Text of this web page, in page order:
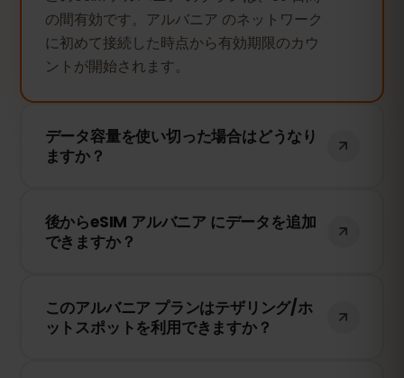
の間有効です。アルバニア のネットワーク
に初めて接続した時点から有効期限のカウ
ントが開始されます。
データ容量を使い切った場合はどうなり
ますか？
接続は停止します。eSIMFOXのダッシュボ
ードから簡単にデータを追加購入して、引
後からeSIM アルバニア にデータを追加
できますか？
く、いつでもデータを追加できます。アカ
ウントにログインして、必要なデータ量を
このアルバニア プランはテザリング/ホ
ットスポットを利用できますか？